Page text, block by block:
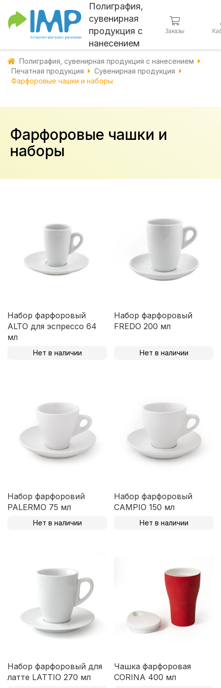
Полиграфия,
сувенирная
продукция с
нанесением
Заказы
Полиграфия, сувенирная продукция с нанесением
Печатная продукция
Сувенирная продукция
Фарфоровые чашки и наборы
Фарфоровые чашки и
наборы
Набор фарфоровый
ALTO для эспрессо 64
мл
Нет в наличии
Набор фарфоровый
FREDO 200 мл
Нет в наличии
Набор фарфоровий
PALERMO 75 мл
Нет в наличии
Набор фарфоровый
CAMPIO 150 мл
Нет в наличии
Набор фарфоровый для
латте LATTIO 270 мл
Чашка фарфоровая
CORINA 400 мл